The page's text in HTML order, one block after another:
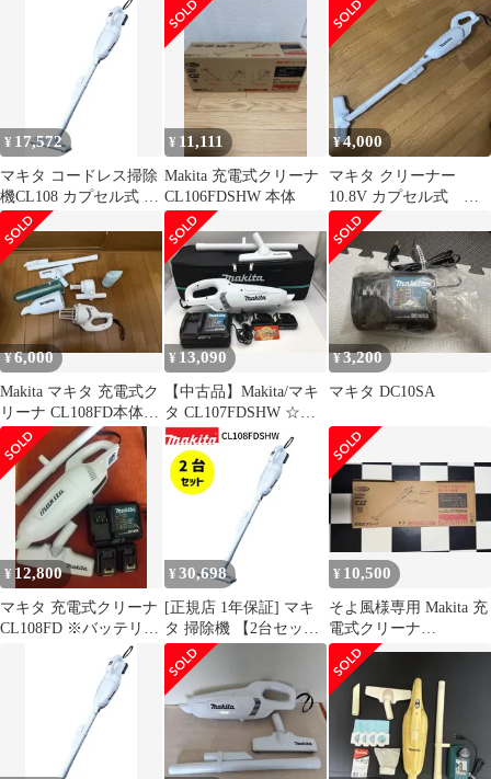
¥ 17,572
マキタ コードレス掃除
機CL108 カプセル式 標
準25分稼働／充電22分
軽量定番モデル 10.8V
バッテリ充電器付
CL108FDSHW 0
¥ 11,111
Makita 充電式クリーナ
CL106FDSHW 本体
¥4,000
マキタ クリーナー
10.8V カプセル式 ト
リガスイッチ
CL106FD
¥6,000
Makita マキタ 充電式ク
リーナ CL108FD本体の
み CL108付き
¥ 13,090
【中古品】Makita/マキ
タ CL107FDSHW ☆
10.8v充電式クリーナ
[IT_EGIW4][知立]
[M04]
¥3,200
マキタ DC10SA
¥ 12,800
マキタ 充電式クリーナ
CL108FD ※バッテリー
¥ 30,698
[正規店 1年保証] マキ
タ 掃除機 【2台セッ
ト】 充電式 コードレス
クリーナー
CL108FDSHW 掃除機
スティック型 カプセル
式 ワンタッチスイッチ
makita cl108 ハンディ
軽量 1.0kg 人気家庭用
¥ 10,500
そよ風様専用 Makita 充
電式クリーナ
CL107FDSHW 本体